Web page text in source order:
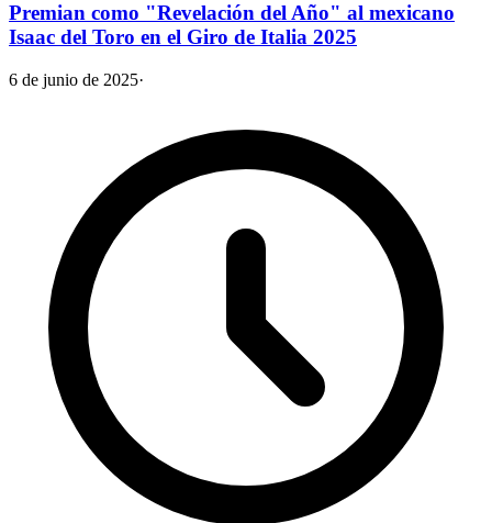
Premian como "Revelación del Año" al mexicano
Isaac del Toro en el Giro de Italia 2025
6 de junio de 2025·